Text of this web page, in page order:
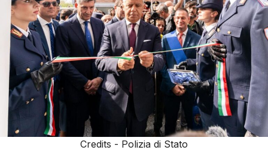
Credits - Polizia di Stato